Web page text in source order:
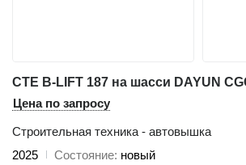
CTE B-LIFT 187 на шасси DAYUN
Цена по запросу
Строительная техника - автовышка
2025
Состояние новый